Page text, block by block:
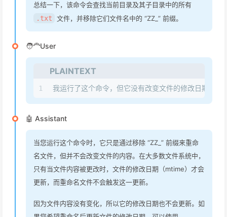
总结一下，该命令会查找当前目录及其子目录中的所有
.txt
文件，并移除它们文件名中的 “ZZ_” 前缀。
🧑‍🦰User
PLAINTEXT
1 我运行了这个命令，但它没有改变文件的修改日期。为
🤖 Assistant
当您运行这个命令时，它只是通过移除 “ZZ_” 前缀来重命
名文件，但并不会改变文件的内容。在大多数文件系统中，
只有当文件内容被更改时，文件的修改日期（mtime）才会
更新，而重命名文件不会触发这一更新。
因为文件内容没有变化，所以它的修改日期也不会更新。如